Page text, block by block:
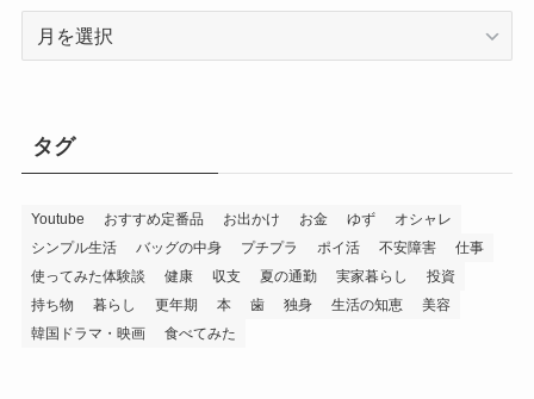
ブタグ
Youtube おすすめ定番品 お出かけ お金 ゆず
オシャレ
シンプル生活
バッグの中身 プチプラ ポイ活 不安障害
仕事
使ってみた体験談
健康 収支 夏の通勤 実家暮らし
投資
持ち物
暮らし 更年期 本 歯 独身 生活の知恵
美容
韓国ドラマ・映画
食べてみた